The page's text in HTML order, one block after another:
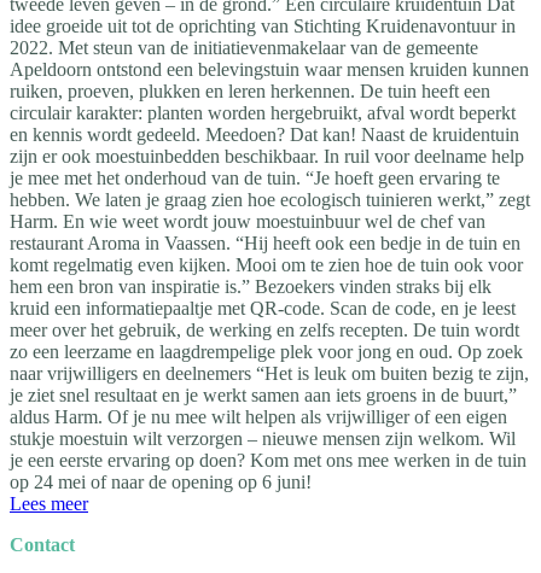
idee groeide uit tot de oprichting van Stichting Kruidenavontuur in
2022. Met steun van de initiatievenmakelaar van de gemeente
Apeldoorn ontstond een belevingstuin waar mensen kruiden kunnen
ruiken, proeven, plukken en leren herkennen. De tuin heeft een
circulair karakter: planten worden hergebruikt, afval wordt beperkt
en kennis wordt gedeeld. Meedoen? Dat kan! Naast de kruidentuin
zijn er ook moestuinbedden beschikbaar. In ruil voor deelname help
je mee met het onderhoud van de tuin. “Je hoeft geen ervaring te
hebben. We laten je graag zien hoe ecologisch tuinieren werkt,” zegt
Harm. En wie weet wordt jouw moestuinbuur wel de chef van
restaurant Aroma in Vaassen. “Hij heeft ook een bedje in de tuin en
komt regelmatig even kijken. Mooi om te zien hoe de tuin ook voor
hem een bron van inspiratie is.” Bezoekers vinden straks bij elk
kruid een informatiepaaltje met QR-code. Scan de code, en je leest
meer over het gebruik, de werking en zelfs recepten. De tuin wordt
zo een leerzame en laagdrempelige plek voor jong en oud. Op zoek
naar vrijwilligers en deelnemers “Het is leuk om buiten bezig te zijn,
je ziet snel resultaat en je werkt samen aan iets groens in de buurt,”
aldus Harm. Of je nu mee wilt helpen als vrijwilliger of een eigen
stukje moestuin wilt verzorgen – nieuwe mensen zijn welkom. Wil
je een eerste ervaring op doen? Kom met ons mee werken in de tuin
op 24 mei of naar de opening op 6 juni!
Lees meer
Contact